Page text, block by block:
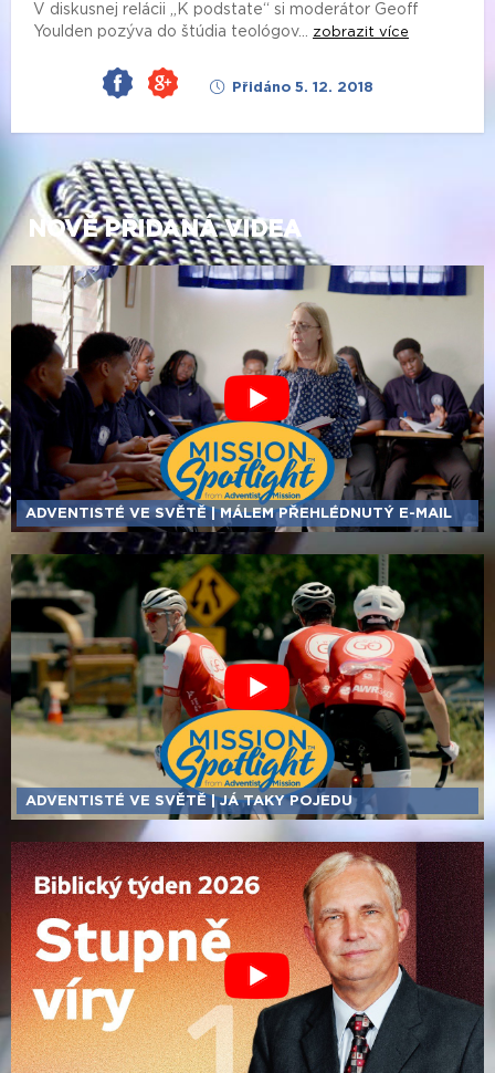
V diskusnej relácii „K podstate“ si moderátor Geoff
Youlden pozýva do štúdia teológov...
zobrazit více
Přidáno 5. 12. 2018
NOVĚ PŘIDANÁ VIDEA
ADVENTISTÉ VE SVĚTĚ | MÁLEM PŘEHLÉDNUTÝ E-MAIL
ADVENTISTÉ VE SVĚTĚ | JÁ TAKY POJEDU